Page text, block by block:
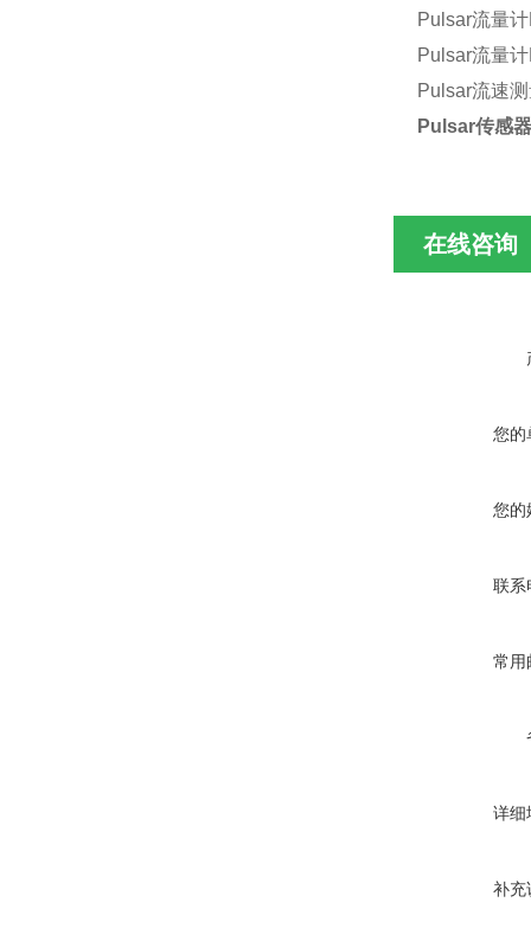
Pulsar流量计
Pulsar流量计
Pulsar流速
Pulsar传感器
在线咨询
您的
您的
联系
常用
详细
补充